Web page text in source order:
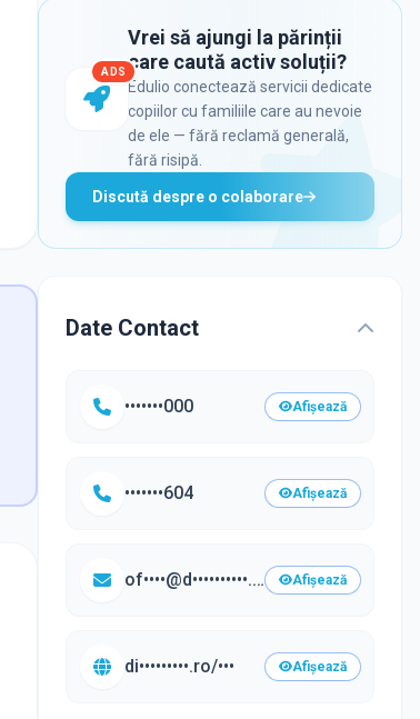
ADS
Vrei să ajungi la părinții
care caută activ soluții?
Edulio conectează servicii dedicate
copiilor cu familiile care au nevoie
de ele — fără reclamă generală,
fără risipă.
Discută despre o colaborare
Date Contact
•••••••000 Afișează
•••••••604 Afișează
of••••@d••••••••••.ro Afișează
di•••••••••.ro/••• Afișează